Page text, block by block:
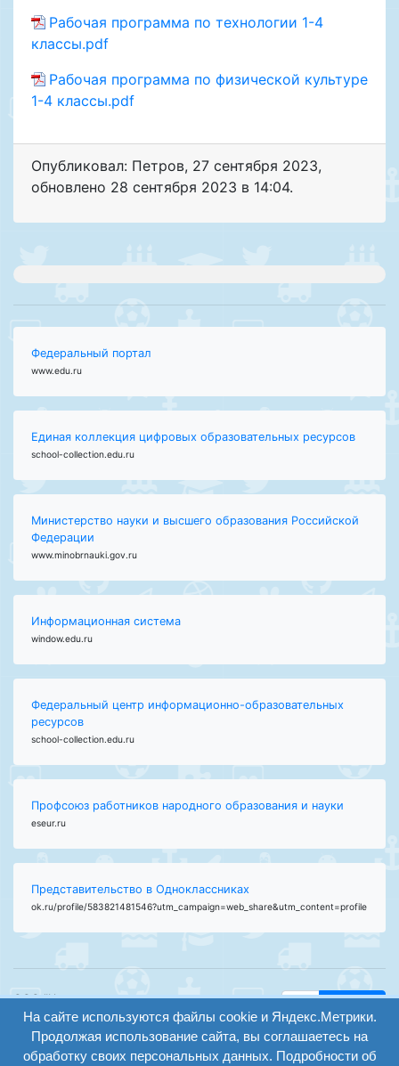
Рабочая программа по технологии 1-4
классы.pdf
Рабочая программа по физической культуре
1-4 классы.pdf
Опубликовал: Петров, 27 сентября 2023,
обновлено 28 сентября 2023 в 14:04.
Федеральный портал
www.edu.ru
Единая коллекция цифровых образовательных ресурсов
school-collection.edu.ru
Министерство науки и высшего образования Российской
Федерации
www.minobrnauki.gov.ru
Информационная система
window.edu.ru
Федеральный центр информационно-образовательных
ресурсов
school-collection.edu.ru
Профсоюз работников народного образования и науки
eseur.ru
Представительство в Одноклассниках
ok.ru/profile/583821481546?utm_campaign=web_share&utm_content=profile
ООО "Центр
образования и
консалтинга"
Волгоград 2008-
вход
регистрация
Версия
На сайте используются файлы cookie и Яндекс.Метрики.
Продолжая использование сайта, вы соглашаетесь на
обработку своих персональных данных. Подробности об